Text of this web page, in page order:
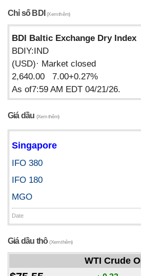
Chỉ số BDI(Xem thêm)
BDI Baltic Exchange Dry Index
BDIY:IND
(USD)· Market closed
2,640.00 7.00+0.27%
As of7:59 AM EDT 04/21/26.
Giá dầu (Xem thêm)
Singapore
IFO 380
IFO 180
MGO
Date
Giá dầu thô(Xem thêm)
WTI Crude